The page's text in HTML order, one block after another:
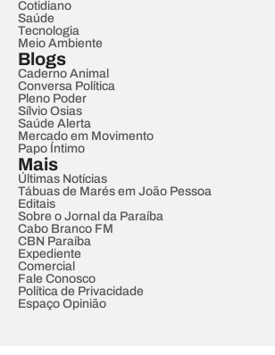
Cotidiano
Saúde
Tecnologia
Meio Ambiente
Blogs
Caderno Animal
Conversa Política
Pleno Poder
Sílvio Osias
Saúde Alerta
Mercado em Movimento
Papo Íntimo
Mais
Últimas Notícias
Tábuas de Marés em João Pessoa
Editais
Sobre o Jornal da Paraíba
Cabo Branco FM
CBN Paraíba
Expediente
Comercial
Fale Conosco
Política de Privacidade
Espaço Opinião